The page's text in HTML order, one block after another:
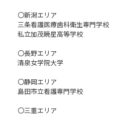
〇新潟エリア
三条看護医療歯科衛生専門学校
私立加茂暁星高等学校
〇長野エリア
清泉女学院大学
〇静岡エリア
島田市立看護専門学校
〇三重エリア